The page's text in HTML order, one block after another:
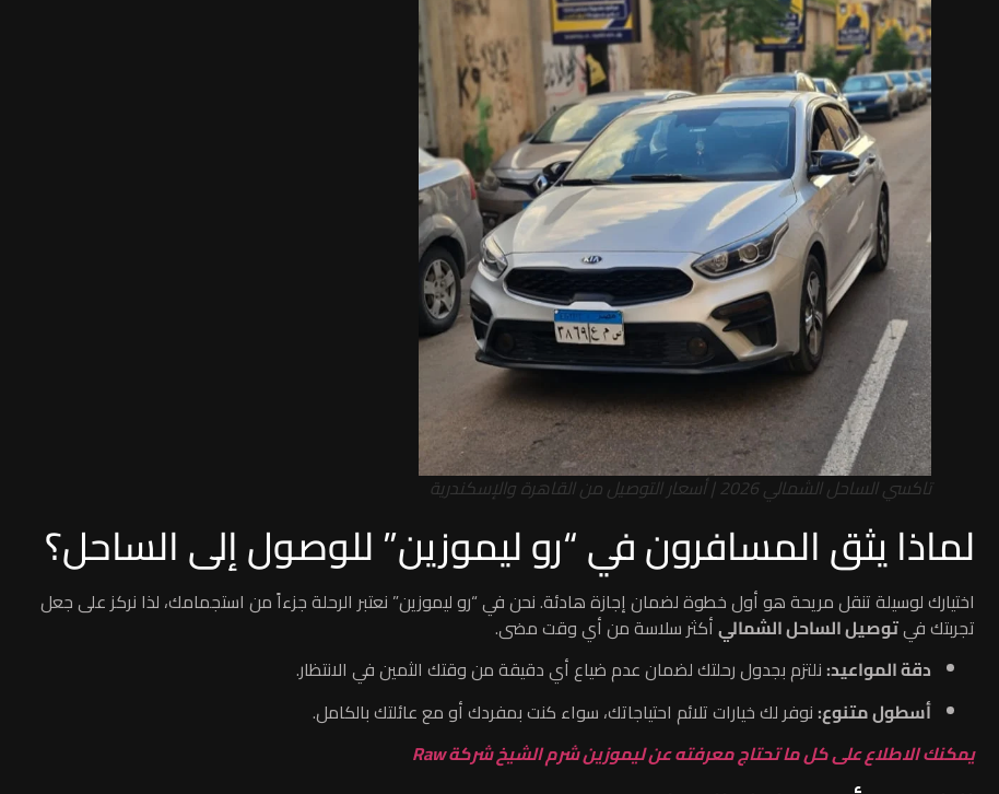
تاكسي الساحل الشمالي 2026 | أسعار التوصيل من القاهرة والإسكندرية
لماذا يثق المسافرون في “رو ليموزين” للوصول إلى الساحل؟
اختيارك لوسيلة تنقل مريحة هو أول خطوة لضمان إجازة هادئة. نحن في “رو ليموزين” نعتبر الرحلة جزءاً من استجمامك، لذا نركز على جعل
تجربتك فيتوصيل الساحل الشماليأكثر سلاسة من أي وقت مضى.
دقة المواعيد:نلتزم بجدول رحلتك لضمان عدم ضياع أي دقيقة من وقتك الثمين في الانتظار.
أسطول متنوع:نوفر لك خيارات تلائم احتياجاتك، سواء كنت بمفردك أو مع عائلتك بالكامل.
يمكنك الاطلاع على كل ما تحتاج معرفته عن ليموزين شرم الشيخ شركة Raw